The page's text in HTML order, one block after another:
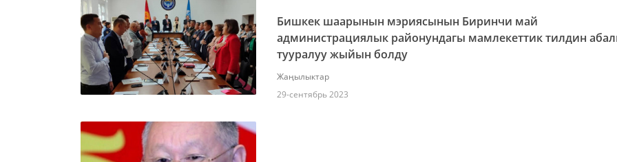
Бишкек шаарынын мэриясынын Биринчи май
администрациялык районундагы мамлекеттик тилдин
тууралуу жыйын болду
Жаңылыктар
29-сентябрь 2023